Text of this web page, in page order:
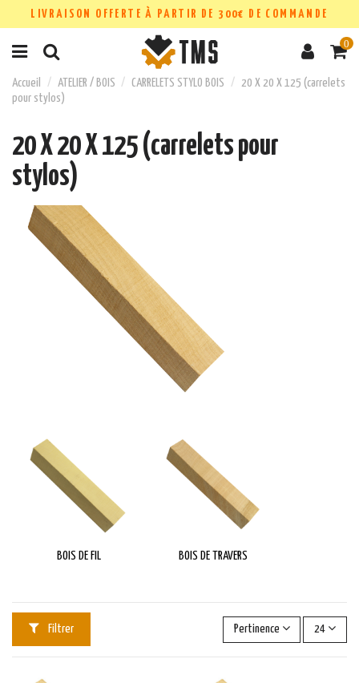
LIVRAISON OFFERTE À PARTIR DE 300€ DE COMMANDE
0
Accueil ATELIER / BOIS CARRELETS STYLO BOIS
20 X 20 X 125 (carrelets
pour stylos)
20 X 20 X 125 (carrelets pour
stylos)
BOIS DE FIL BOIS DE TRAVERS
Filtrer Pertinence 24